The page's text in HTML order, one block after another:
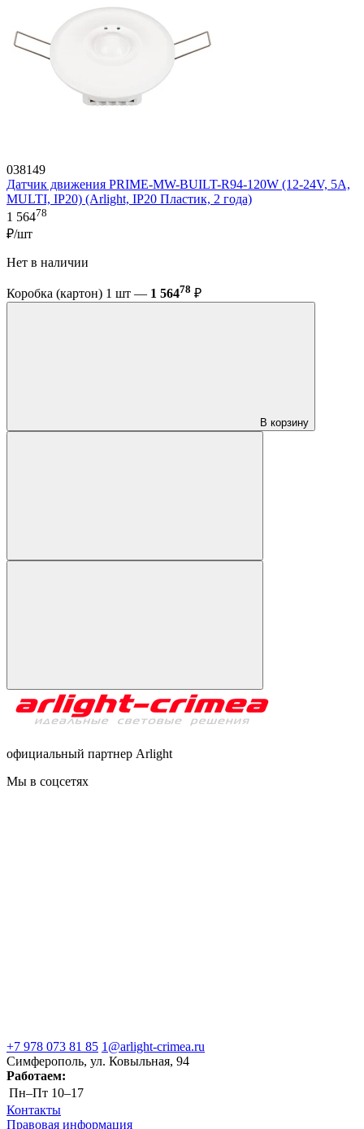
038149
Датчик движения PRIME-MW-BUILT-R94-120W (12-24V, 5A,
MULTI, IP20) (Arlight, IP20 Пластик, 2 года)
1 56478
₽/шт
Нет в наличии
Коробка (картон) 1 шт — 1 56478 ₽
В корзину
официальный партнер Arlight
Мы в соцсетях
+7 978 073 81 85 1@arlight-crimea.ru
Симферополь, ул. Ковыльная, 94
Работаем:
Пн–Пт 10–17
Контакты
Правовая информация